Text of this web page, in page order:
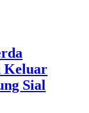
Keluar
Sial